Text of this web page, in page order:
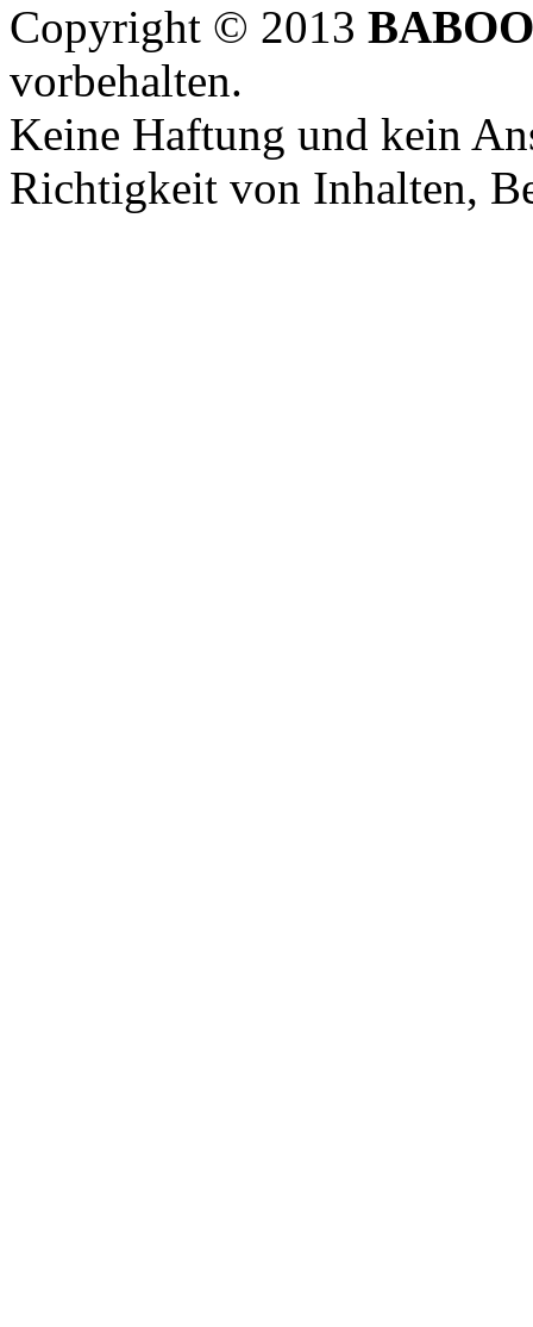
Copyright © 2013
vorbehalten.
Keine Haftung und kein
Richtigkeit von Inhalten,